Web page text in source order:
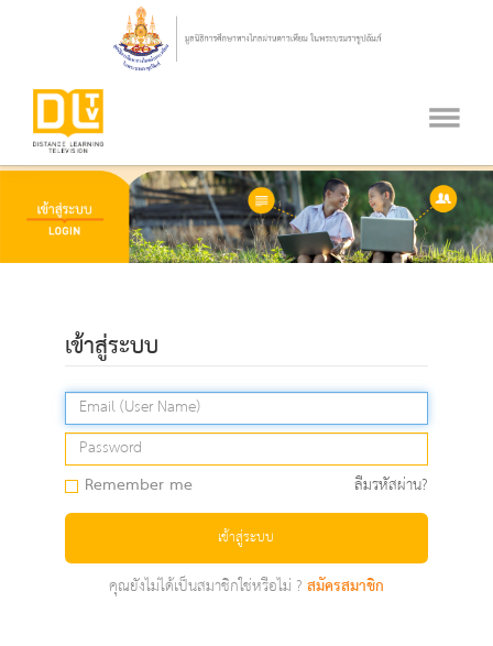
เข้าสู่ระบบ
Remember me ลืมรหัสผ่าน?
เข้าสู่ระบบ
คุณยังไม่ได้เป็นสมาชิกใช่หรือไม่ ?สมัครสมาชิก